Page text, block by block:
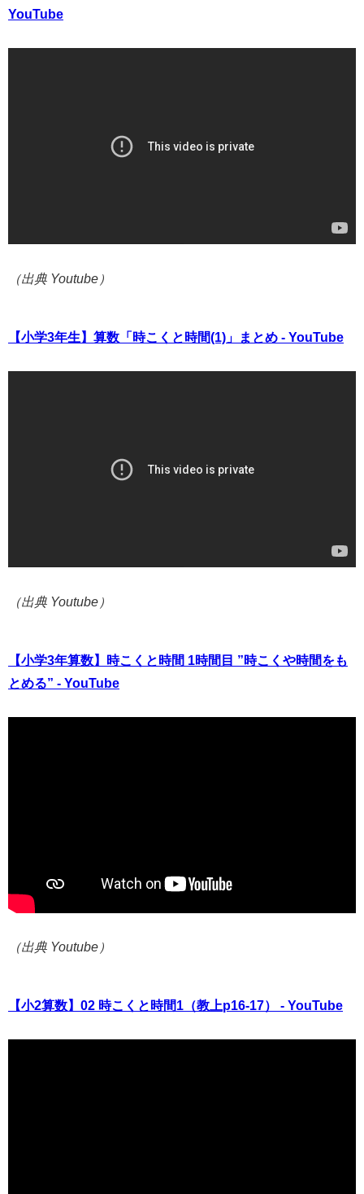
YouTube
（出典 Youtube）
【小学3年生】算数「時こくと時間(1)」まとめ - YouTube
（出典 Youtube）
【小学3年算数】時こくと時間 1時間目 ”時こくや時間をも
とめる” - YouTube
（出典 Youtube）
【小2算数】02 時こくと時間1（教上p16-17） - YouTube